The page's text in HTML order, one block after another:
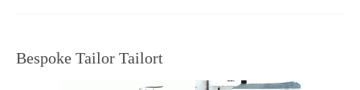
Bespoke Tailor Tailort